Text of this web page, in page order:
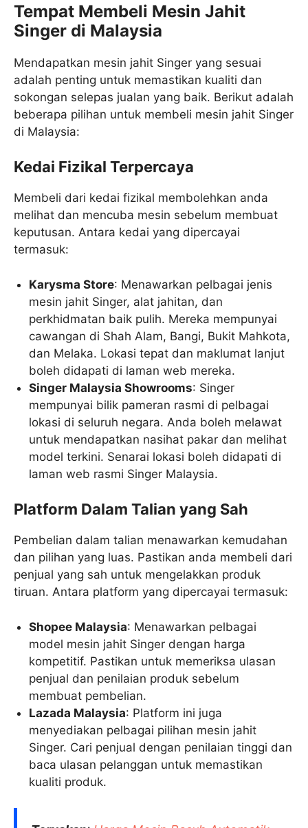
Tempat Membeli Mesin Jahit
Singer di Malaysia
Mendapatkan mesin jahit Singer yang sesuai
adalah penting untuk memastikan kualiti dan
sokongan selepas jualan yang baik. Berikut adalah
beberapa pilihan untuk membeli mesin jahit Singer
di Malaysia:
Kedai Fizikal Terpercaya
Membeli dari kedai fizikal membolehkan anda
melihat dan mencuba mesin sebelum membuat
keputusan. Antara kedai yang dipercayai
termasuk:
Karysma Store: Menawarkan pelbagai jenis
mesin jahit Singer, alat jahitan, dan
perkhidmatan baik pulih. Mereka mempunyai
cawangan di Shah Alam, Bangi, Bukit Mahkota,
dan Melaka. Lokasi tepat dan maklumat lanjut
boleh didapati di laman web mereka.
Singer Malaysia Showrooms: Singer
mempunyai bilik pameran rasmi di pelbagai
lokasi di seluruh negara. Anda boleh melawat
untuk mendapatkan nasihat pakar dan melihat
model terkini. Senarai lokasi boleh didapati di
laman web rasmi Singer Malaysia.
Platform Dalam Talian yang Sah
Pembelian dalam talian menawarkan kemudahan
dan pilihan yang luas. Pastikan anda membeli dari
penjual yang sah untuk mengelakkan produk
tiruan. Antara platform yang dipercayai termasuk:
Shopee Malaysia: Menawarkan pelbagai
model mesin jahit Singer dengan harga
kompetitif. Pastikan untuk memeriksa ulasan
penjual dan penilaian produk sebelum
membuat pembelian.
Lazada Malaysia: Platform ini juga
menyediakan pelbagai pilihan mesin jahit
Singer. Cari penjual dengan penilaian tinggi dan
baca ulasan pelanggan untuk memastikan
kualiti produk.